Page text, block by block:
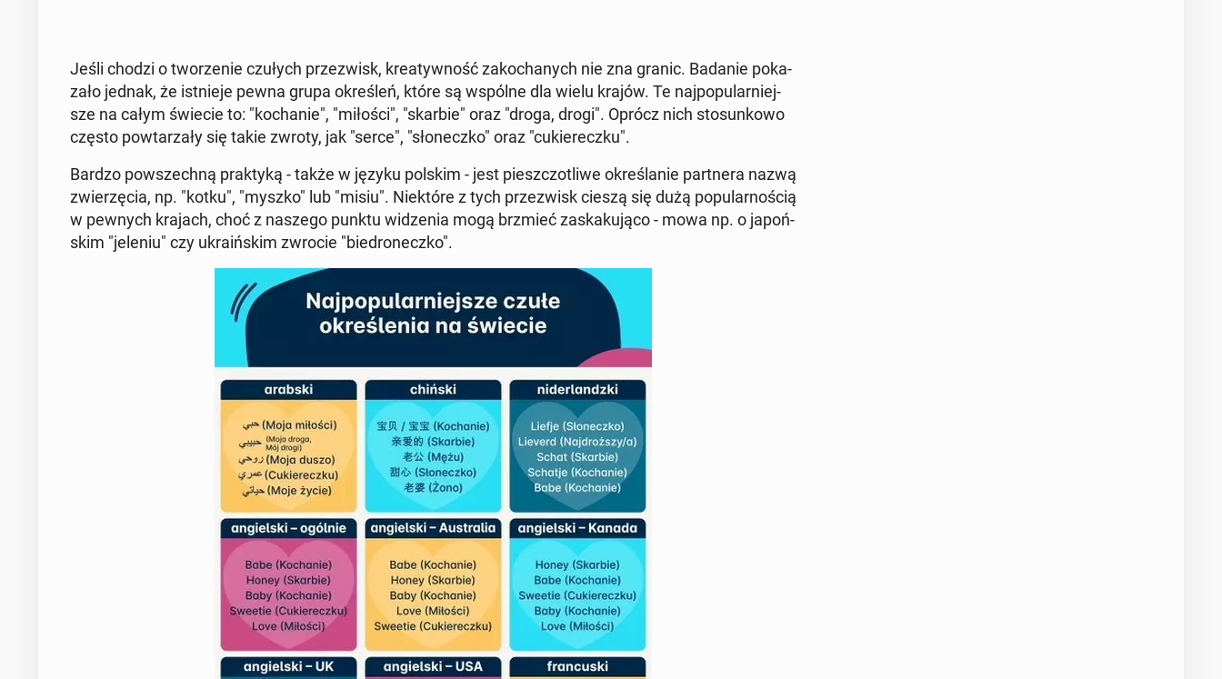
Jeśli chodzi o two­rze­nie czułych prze­zwisk, kre­atyw­ność za­ko­cha­nych nie zna granic. Badanie po­ka­
za­ło jednak, że ist­nie­je pewna grupa okre­śleń, które są wspólne dla wielu krajów. Te naj­po­pu­lar­niej­
sze na całym świecie to: "ko­cha­nie", "miłości", "skarbie" oraz "droga, drogi". Oprócz nich sto­sun­ko­wo
często po­wta­rza­ły się takie zwroty, jak "serce", "sło­necz­ko" oraz "cu­kie­recz­ku".
Bardzo po­wszech­ną prak­ty­ką - także w języku polskim - jest piesz­czo­tli­we okre­śla­nie part­ne­ra nazwą
zwie­rzę­cia, np. "kotku", "myszko" lub "misiu". Nie­któ­re z tych prze­zwisk cieszą się dużą po­pu­lar­no­ścią
w pewnych krajach, choć z naszego punktu wi­dze­nia mogą brzmieć za­ska­ku­ją­co - mowa np. o ja­poń­
skim "jeleniu" czy ukra­iń­skim zwrocie "bie­dro­necz­ko".